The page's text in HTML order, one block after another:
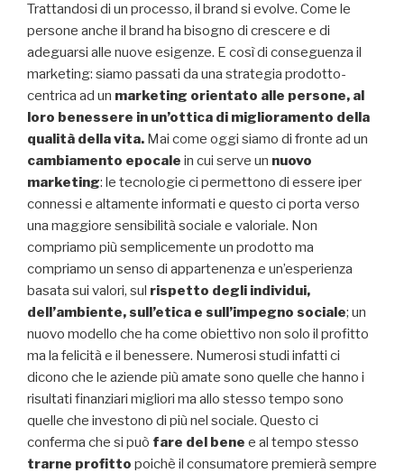
Trattandosi di un processo, il brand si evolve. Come le
persone anche il brand ha bisogno di crescere e di
adeguarsi alle nuove esigenze. E così di conseguenza il
marketing: siamo passati da una strategia prodotto-
centrica ad un marketing orientato alle persone, al
loro benessere in un’ottica di miglioramento della
qualità della vita. Mai come oggi siamo di fronte ad un
cambiamento epocale in cui serve un nuovo
marketing: le tecnologie ci permettono di essere iper
connessi e altamente informati e questo ci porta verso
una maggiore sensibilità sociale e valoriale. Non
compriamo più semplicemente un prodotto ma
compriamo un senso di appartenenza e un’esperienza
basata sui valori, sul rispetto degli individui,
dell’ambiente, sull’etica e sull’impegno sociale; un
nuovo modello che ha come obiettivo non solo il profitto
ma la felicità e il benessere. Numerosi studi infatti ci
dicono che le aziende più amate sono quelle che hanno i
risultati finanziari migliori ma allo stesso tempo sono
quelle che investono di più nel sociale. Questo ci
conferma che si può fare del bene e al tempo stesso
trarne profitto poichè il consumatore premierà sempre